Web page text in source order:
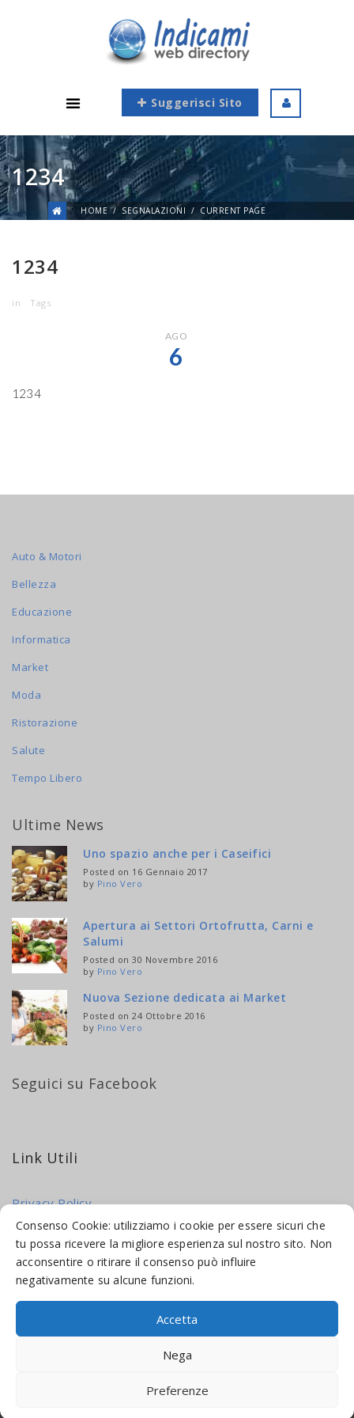
Consenso Cookie: utilizziamo i cookie per essere sicuri che
tu possa ricevere la migliore esperienza sul nostro sito. Non
acconsentire o ritirare il consenso può influire
negativamente su alcune funzioni.
Accetta
Nega
Preferenze
Suggerisci Sito
1234
HOME SEGNALAZIONI CURRENT PAGE
1234
in Tags
AGO
6
1234
Auto & Motori
Bellezza
Educazione
Informatica
Market
Moda
Ristorazione
Salute
Tempo Libero
Ultime News
Uno spazio anche per i Caseifici
Posted on 16 Gennaio 2017
by Pino Vero
Apertura ai Settori Ortofrutta, Carni e
Salumi
Posted on 30 Novembre 2016
by Pino Vero
Nuova Sezione dedicata ai Market
Posted on 24 Ottobre 2016
by Pino Vero
Seguici su Facebook
Link Utili
Privacy Policy
Cookie Policy
MADE WEB SOLUTIONS